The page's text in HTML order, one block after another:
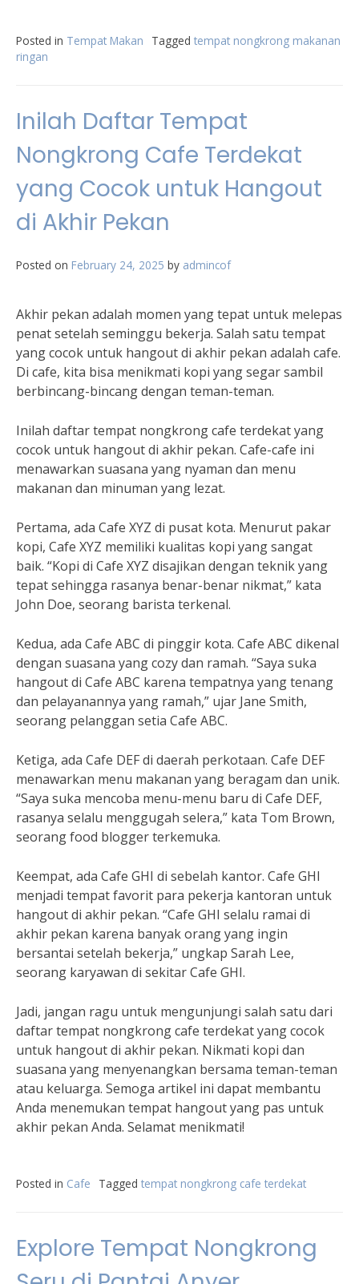
Posted in Tempat Makan Tagged tempat nongkrong makanan
ringan
Inilah Daftar Tempat
Nongkrong Cafe Terdekat
yang Cocok untuk Hangout
di Akhir Pekan
Posted on February 24, 2025 by admincof
Akhir pekan adalah momen yang tepat untuk melepas
penat setelah seminggu bekerja. Salah satu tempat
yang cocok untuk hangout di akhir pekan adalah cafe.
Di cafe, kita bisa menikmati kopi yang segar sambil
berbincang-bincang dengan teman-teman.
Inilah daftar tempat nongkrong cafe terdekat yang
cocok untuk hangout di akhir pekan. Cafe-cafe ini
menawarkan suasana yang nyaman dan menu
makanan dan minuman yang lezat.
Pertama, ada Cafe XYZ di pusat kota. Menurut pakar
kopi, Cafe XYZ memiliki kualitas kopi yang sangat
baik. “Kopi di Cafe XYZ disajikan dengan teknik yang
tepat sehingga rasanya benar-benar nikmat,” kata
John Doe, seorang barista terkenal.
Kedua, ada Cafe ABC di pinggir kota. Cafe ABC dikenal
dengan suasana yang cozy dan ramah. “Saya suka
hangout di Cafe ABC karena tempatnya yang tenang
dan pelayanannya yang ramah,” ujar Jane Smith,
seorang pelanggan setia Cafe ABC.
Ketiga, ada Cafe DEF di daerah perkotaan. Cafe DEF
menawarkan menu makanan yang beragam dan unik.
“Saya suka mencoba menu-menu baru di Cafe DEF,
rasanya selalu menggugah selera,” kata Tom Brown,
seorang food blogger terkemuka.
Keempat, ada Cafe GHI di sebelah kantor. Cafe GHI
menjadi tempat favorit para pekerja kantoran untuk
hangout di akhir pekan. “Cafe GHI selalu ramai di
akhir pekan karena banyak orang yang ingin
bersantai setelah bekerja,” ungkap Sarah Lee,
seorang karyawan di sekitar Cafe GHI.
Jadi, jangan ragu untuk mengunjungi salah satu dari
daftar tempat nongkrong cafe terdekat yang cocok
untuk hangout di akhir pekan. Nikmati kopi dan
suasana yang menyenangkan bersama teman-teman
atau keluarga. Semoga artikel ini dapat membantu
Anda menemukan tempat hangout yang pas untuk
akhir pekan Anda. Selamat menikmati!
Posted in Cafe Tagged tempat nongkrong cafe terdekat
Explore Tempat Nongkrong